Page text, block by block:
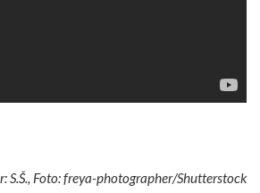
S.Š., Foto: freya-photographer/Shutterstock